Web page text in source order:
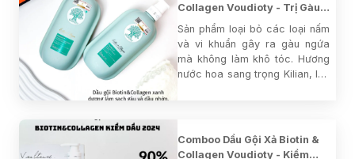
Collagen Voudioty - Trị Gàu
Xanh Dương 1000ml (mẫu
2024)
Sản phẩm loại bỏ các loại nấm
và vi khuẩn gây ra gàu ngứa
mà không làm khô tóc. Hương
nước hoa sang trọng Kilian, lưu
Comboo Dầu Gội Xả Biotin &
Collagen Voudioty - Kiềm